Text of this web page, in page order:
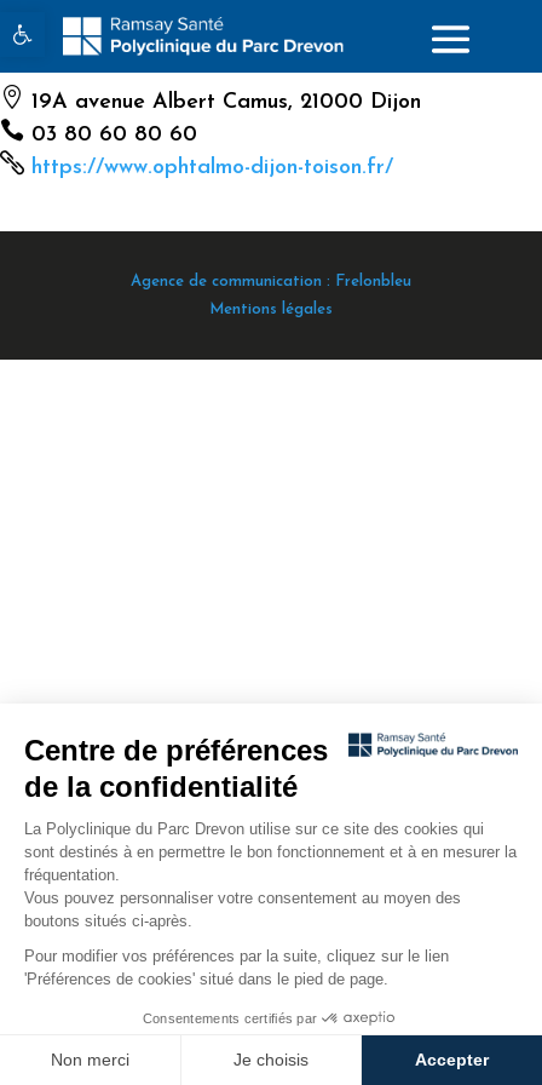
Ouvrir la barre d’outils
 19A avenue Albert Camus, 21000 Dijon
 03 80 60 80 60
 https://www.ophtalmo-dijon-toison.fr/
Agence de communication : Frelonbleu
Mentions légales